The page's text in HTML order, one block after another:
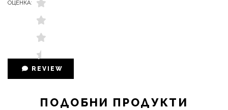
ОЦЕНКА:
REVIEW
ПОДОБНИ ПРОДУКТИ